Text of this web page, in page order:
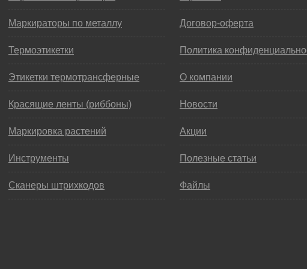
Маркираторы по металлу
Термоэтикетки
Этикетки термотрансферные
Красящие ленты (риббоны)
Маркировка растений
Инструменты
Сканеры штрихкодов
Договор-оферта
Политика
О компании
Новости
Акции
Полезные статьи
Файлы